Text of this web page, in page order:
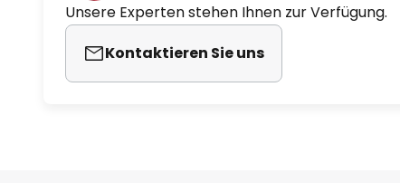
Unsere Experten stehen Ihnen zur Verfügung.
Kontaktieren Sie uns